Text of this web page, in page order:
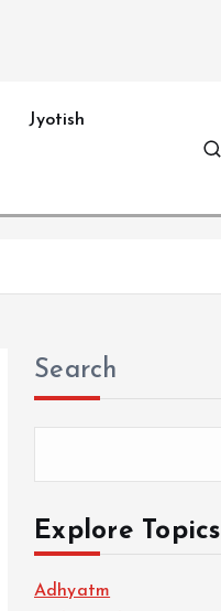
Jyotish
Search
Explore Topics
Adhyatm